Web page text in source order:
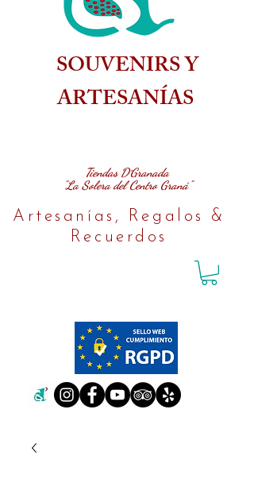
SOUVENIRS Y
ARTESANÍAS
Tiendas D´Granada
"La Solera del Centro Graná"
Artesanías, Regalos &
Recuerdos